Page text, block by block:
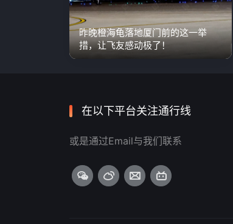
昨晚橙海龟落地厦门前的这一举
措，让飞友感动极了！
在以下平台关注通行线
或是通过Email与我们联系